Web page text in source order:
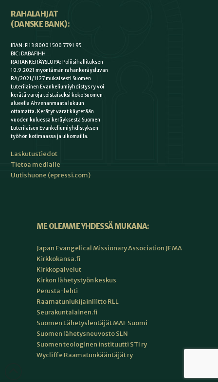
RAHALAHJAT
(DANSKE BANK):
IBAN: FI13 8000 1500 7791 95
BIC: DABAFIHH
RAHANKERÄYSLUPA: Poliisihallituksen
10.9.2021 myöntämän rahankeräysluvan
RA/2021/1127 mukaisesti Suomen
Luterilainen Evankeliumiyhdistys ry voi
kerätä varoja toistaiseksi koko Suomen
alueella Ahvenanmaata lukuun
ottamatta. Kerätyt varat käytetään
vuoden kuluessa keräyksestä Suomen
Luterilaisen Evankeliumiyhdistyksen
työhön kotimaassa ja ulkomailla.
Laskutustiedot
Tietoa medialle
Uutishuone (epressi.com)
ME OLEMME YHDESSÄ MUKANA:
Japan Evangelical Missionary Association JEMA
Kirkkokansa.fi
Kirkkopalvelut
Kirkon lähetystyön keskus
Perusta-lehti
Raamatunlukijainliitto RLL
Seurakuntalainen.fi
Suomen Lähetyslentäjät MAF Suomi
Suomen lähetysneuvosto SLN
Suomen teologinen instituutti STI ry
Wycliffe Raamatunkääntäjät ry